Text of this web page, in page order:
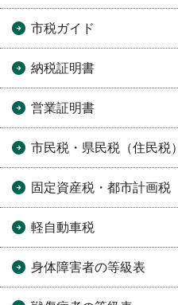
市税ガイド
納税証明書
営業証明書
市民税・県民税（住民税）
固定資産税・都市計画税
軽自動車税
身体障害者の等級表